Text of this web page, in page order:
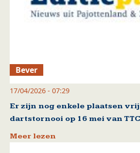
Bever
17/04/2026 - 07:29
Er zijn nog enkele plaatsen
dartstornooi op 16 mei van
Meer lezen